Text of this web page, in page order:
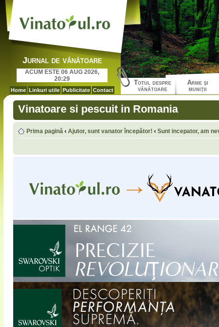
Jurnal de vânătoare
ACUM ESTE 06 AUG 2026,
20:29
Home Linkuri utile Publicitate Contact
Totul despre
vânătoare
Arme şi
muniţii
Vinatoare si pescuit in Romania
Prima pagină ‹ Ajutor, sunt vanator începător! ‹ Sunt incepator, am